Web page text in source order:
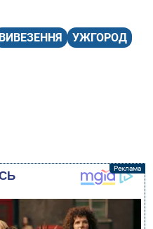
ВИВЕЗЕННЯ УЖГОРОД